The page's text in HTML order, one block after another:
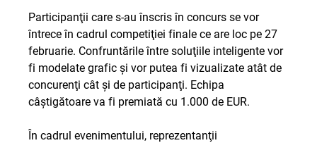
Participanţii care s-au înscris în concurs se vor
întrece în cadrul competiţiei finale ce are loc pe 27
februarie. Confruntările între soluţiile inteligente vor
fi modelate grafic şi vor putea fi vizualizate atât de
concurenţi cât şi de participanţi. Echipa
câştigătoare va fi premiată cu 1.000 de EUR.
În cadrul evenimentului, reprezentanţii